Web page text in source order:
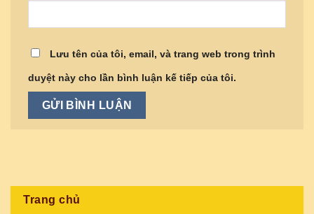
Lưu tên của tôi, email, và trang web trong trình
duyệt này cho lần bình luận kế tiếp của tôi.
Trang chủ